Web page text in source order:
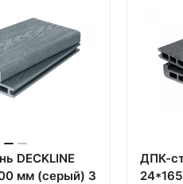
DECKLINE
мм (серый) 3
ДПК-